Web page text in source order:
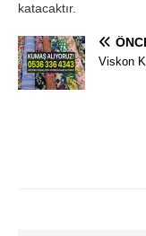
katacaktır.
Viskon